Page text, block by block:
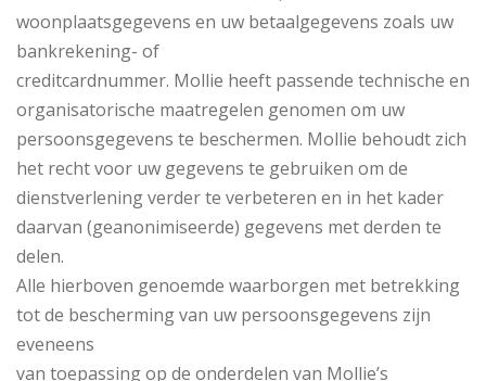
woonplaatsgegevens en uw betaalgegevens zoals uw
bankrekening- of
creditcardnummer. Mollie heeft passende technische en
organisatorische maatregelen genomen om uw
persoonsgegevens te beschermen. Mollie behoudt zich
het recht voor uw gegevens te gebruiken om de
dienstverlening verder te verbeteren en in het kader
daarvan (geanonimiseerde) gegevens met derden te
delen.
Alle hierboven genoemde waarborgen met betrekking
tot de bescherming van uw persoonsgegevens zijn
eveneens
van toepassing op de onderdelen van Mollie’s